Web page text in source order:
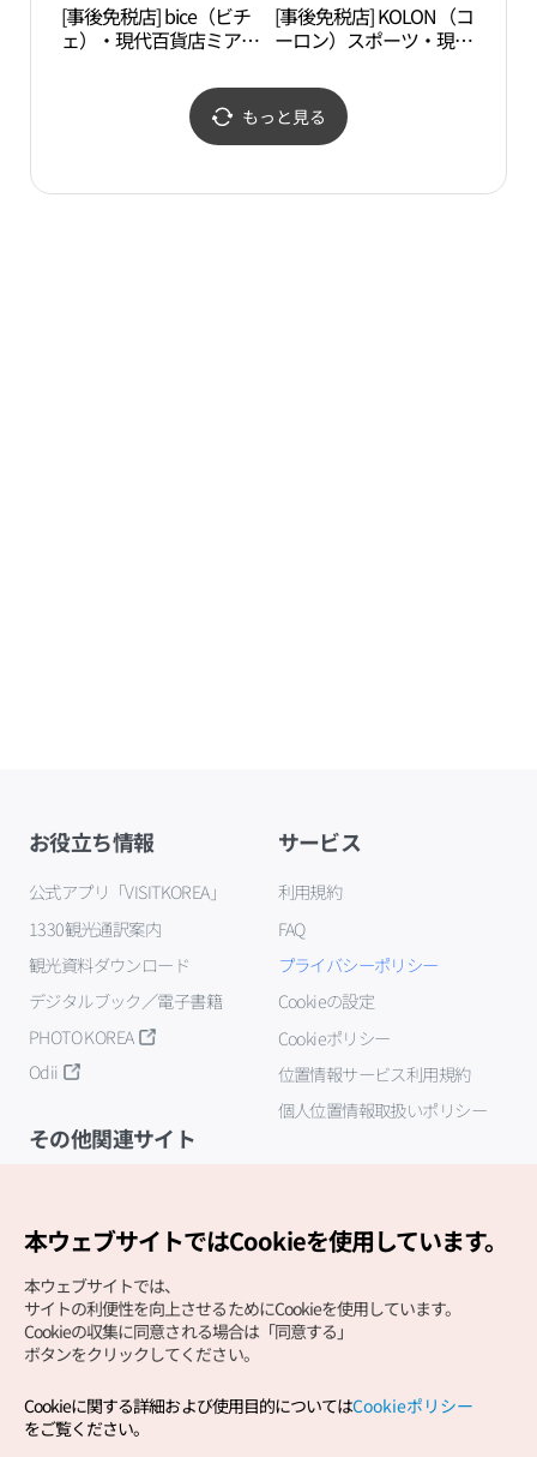
[事後免税店] bice（ビチ
ェ）・現代百貨店ミア
[事後免税店] KOLON（コ
ーロン）スポーツ・現代
(코오롱스포츠 현대백화
점 미아점)
もっと見る
お役立ち情報
公式アプリ「VISITKOREA」
1330観光通訳案内
観光資料ダウンロード
デジタルブック／電子書籍
PHOTO KOREA
Odii
サービス
利用規約
FAQ
プライバシーポリシー
Cookieの設定
Cookieポリシー
位置情報サービス利用規約
個人位置情報取扱いポリシー
その他関連サイト
Copyright (c) Korea Tourism Organization All Rights
本ウェブサイトではCookieを使用しています。
本ウェブサイトでは、
サイトの利便性を向上させるためにCookieを使用しています。
Cookieの収集に同意される場合は「同意する」
ボタンをクリックしてください。
Cookieに関する詳細および使用目的についてはCookieポリシー
をご覧ください。